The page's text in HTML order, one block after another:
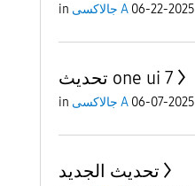
in جالاكسى A 06-22-2025
تحديث one ui 7
in جالاكسى A 06-07-2025
تحديث الجديد